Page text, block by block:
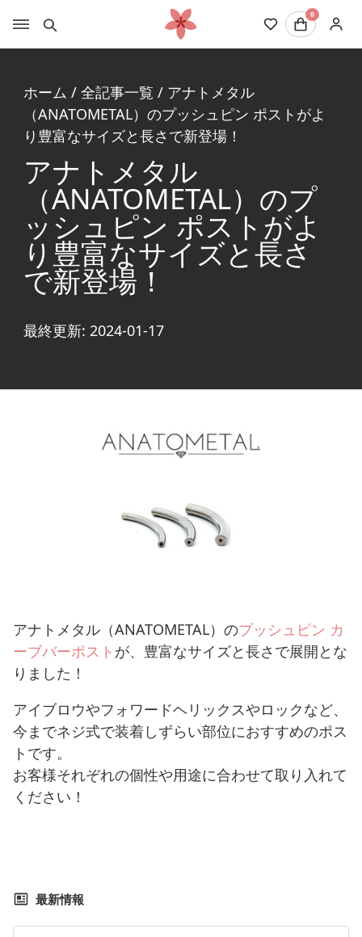
0
ホーム / 全記事一覧 / アナトメタル
（ANATOMETAL）のプッシュピン ポストがよ
り豊富なサイズと長さで新登場！
アナトメタル
（ANATOMETAL）のプ
ッシュピン ポストがよ
り豊富なサイズと長さ
で新登場！
最終更新: 2024-01-17
アナトメタル（ANATOMETAL）のプッシュピン カ
ーブバーポスト が、豊富なサイズと長さで展開とな
りました！
アイブロウやフォワードヘリックスやロックなど、
今までネジ式で装着しずらい部位におすすめのポス
トです。
お客様それぞれの個性や用途に合わせて取り入れて
ください！
最新情報